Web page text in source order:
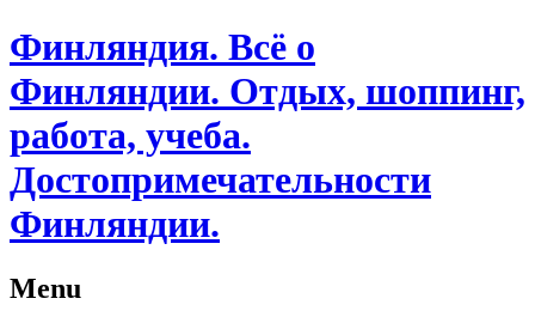
Финляндия. Всё о
Финляндии. Отдых, шоппинг,
работа, учеба.
Достопримечательности
Финляндии.
Menu